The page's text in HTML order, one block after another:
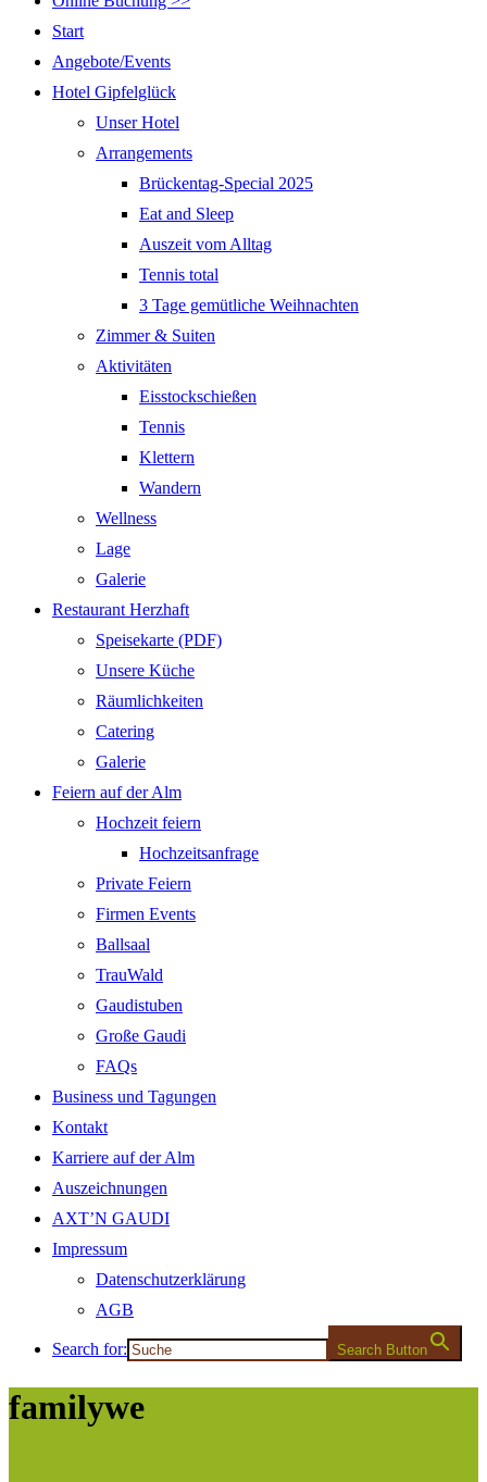
Start
Angebote/Events
Hotel Gipfelglück
Unser Hotel
Arrangements
Brückentag-Special 2025
Eat and Sleep
Auszeit vom Alltag
Tennis total
3 Tage gemütliche Weihnachten
Zimmer & Suiten
Aktivitäten
Eisstockschießen
Tennis
Klettern
Wandern
Wellness
Lage
Galerie
Restaurant Herzhaft
Speisekarte (PDF)
Unsere Küche
Räumlichkeiten
Catering
Galerie
Feiern auf der Alm
Hochzeit feiern
Hochzeitsanfrage
Private Feiern
Firmen Events
Ballsaal
TrauWald
Gaudistuben
Große Gaudi
FAQs
Business und Tagungen
Kontakt
Karriere auf der Alm
Auszeichnungen
AXT’N GAUDI
Impressum
Datenschutzerklärung
AGB
Search for: Search Button
familywe